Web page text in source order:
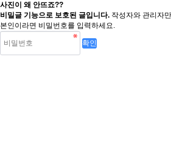
사진이 왜 안뜨죠??
비밀글 기능으로 보호된 글입니다. 작성자와 관리자
본인이라면 비밀번호를 입력하세요.